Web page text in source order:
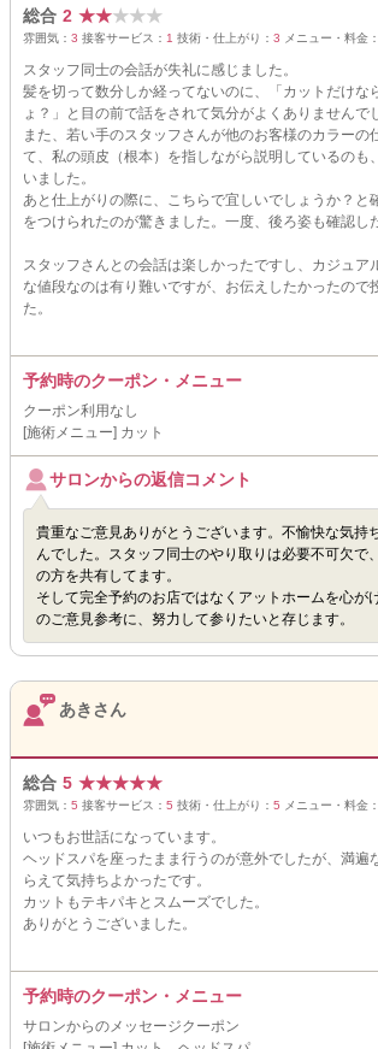
総合 2 ★★★★★
雰囲気： 3 接客サービス： 1 技術・仕上がり： 3 メニュー・料金：
スタッフ同士の会話が失礼に感じました。
髪を切って数分しか経ってないのに、「カットだけな
ょ？」と目の前で話をされて気分がよくありませんで
また、若い手のスタッフさんが他のお客様のカラーの
て、私の頭皮（根本）を指しながら説明しているのも
いました。
あと仕上がりの際に、こちらで宜しいでしょうか？と
をつけられたのが驚きました。一度、後ろ姿も確認し
スタッフさんとの会話は楽しかったですし、カジュア
な値段なのは有り難いですが、お伝えしたかったので
た。
予約時のクーポン・メニュー
クーポン利用なし
[施術メニュー] カット
サロンからの返信コメント
貴重なご意見ありがとうございます。不愉快な気持
んでした。スタッフ同士のやり取りは必要不可欠で
の方を共有してます。
そして完全予約のお店ではなくアットホームを心が
のご意見参考に、努力して参りたいと存じます。
あきさん
総合 5 ★★★★★
雰囲気： 5 接客サービス： 5 技術・仕上がり： 5 メニュー・料金：
いつもお世話になっています。
ヘッドスパを座ったまま行うのが意外でしたが、満遍
らえて気持ちよかったです。
カットもテキパキとスムーズでした。
ありがとうございました。
予約時のクーポン・メニュー
サロンからのメッセージクーポン